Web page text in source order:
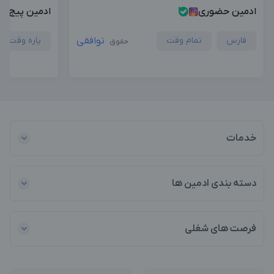
ادمین حضوری
فارس تمام وقت حقوق توافقی
ادمین پیج
پاره وقت
خدمات
دسته بندی ادمین ها
فرصت های شغلی